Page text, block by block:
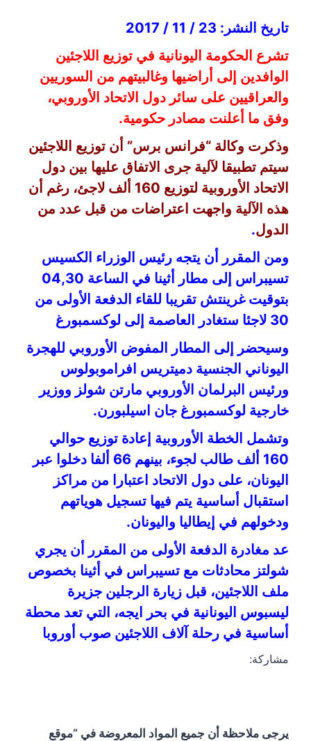
تاريخ النشر: 23 / 11 / 2017
تشرع الحكومة اليونانية في توزيع اللاجئين
الوافدين إلى أراضيها وغالبيتهم من السوريين
والعراقيين على سائر دول الاتحاد الأوروبي،
وفق ما أعلنت مصادر حكومية.
وذكرت وكالة “فرانس برس” أن توزيع اللاجئين
سيتم تطبيقا لآلية جرى الاتفاق عليها بين دول
الاتحاد الأوروبية لتوزيع 160 ألف لاجئ، رغم أن
هذه الآلية واجهت اعتراضات من قبل عدد من
الدول.
ومن المقرر أن يتجه رئيس الوزراء الكسيس
تسيبراس إلى مطار أثينا في الساعة 04,30
بتوقيت غرينتش تقريبا للقاء الدفعة الأولى من
30 لاجئا ستغادر العاصمة إلى لوكسمبورغ
وسيحضر إلى المطار المفوض الأوروبي للهجرة
اليوناني الجنسية دميتريس افراموبولوس
ورئيس البرلمان الأوروبي مارتن شولز ووزير
خارجية لوكسمبورغ جان اسيلبورن.
وتشمل الخطة الأوروبية إعادة توزيع حوالي
160 ألف طالب لجوء، بينهم 66 ألفا دخلوا عبر
اليونان، على دول الاتحاد اعتبارا من مراكز
استقبال أساسية يتم فيها تسجيل هوياتهم
ودخولهم في إيطاليا واليونان.
عد مغادرة الدفعة الأولى من المقرر أن يجري
شولتز محادثات مع تسيبراس في أثينا بخصوص
ملف اللاجئين، قبل زيارة الرجلين جزيرة
ليسبوس اليونانية في بحر ايجه، التي تعد محطة
أساسية في رحلة آلاف اللاجئين صوب أوروبا
مشاركة:
يرجى ملاحظة أن جميع المواد المعروضة في “موقع